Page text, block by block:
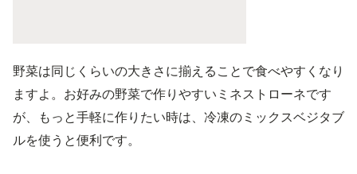
野菜は同じくらいの大きさに揃えることで食べやすくなり
ますよ。お好みの野菜で作りやすいミネストローネです
が、もっと手軽に作りたい時は、冷凍のミックスベジタブ
ルを使うと便利です。